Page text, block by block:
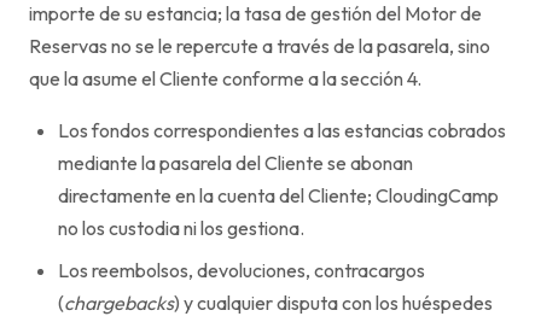
importe de su estancia; la tasa de gestión del Motor de
Reservas no se le repercute a través de la pasarela, sino
que la asume el Cliente conforme a la sección 4.
Los fondos correspondientes a las estancias cobrados
mediante la pasarela del Cliente se abonan
directamente en la cuenta del Cliente; CloudingCamp
no los custodia ni los gestiona.
Los reembolsos, devoluciones, contracargos
(chargebacks) y cualquier disputa con los huéspedes